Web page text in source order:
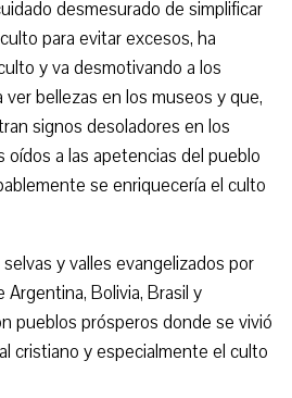
desmesurado de simplificar
para evitar excesos, ha
y va desmotivando a los
bellezas en los museos y que,
signos desoladores en los
oídos a las apetencias del pueblo
se enriquecería el culto
y valles evangelizados por
Bolivia, Brasil y
pueblos prósperos donde se vivió
cristiano y especialmente el culto